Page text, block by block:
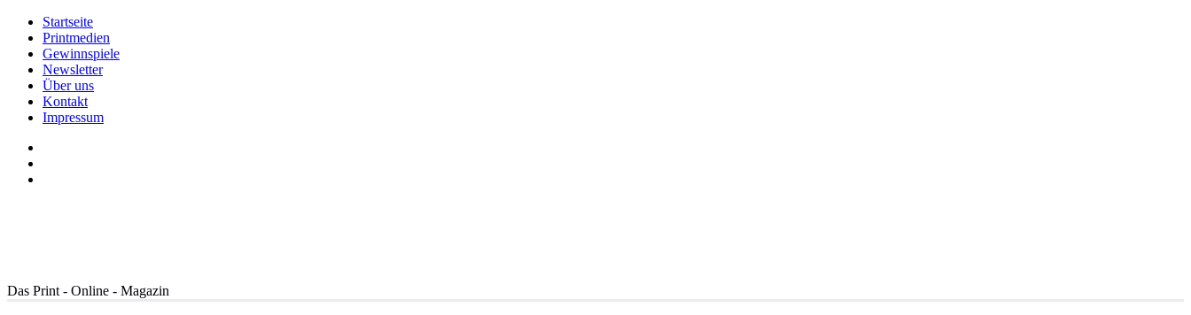
Startseite
Printmedien
Gewinnspiele
Newsletter
Über uns
Kontakt
Impressum
Das Print - Online - Magazin